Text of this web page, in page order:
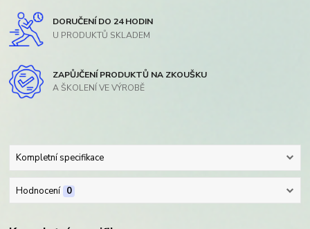
DORUČENÍ DO 24 HODIN
U PRODUKTŮ SKLADEM
ZAPŮJČENÍ PRODUKTŮ NA ZKOUŠKU
A ŠKOLENÍ VE VÝROBĚ
Kompletní specifikace
Hodnocení 0